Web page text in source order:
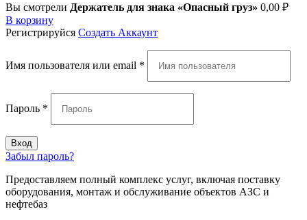
Вы смотрели Держатель для знака «Опасный груз» 0,00 ₽
В корзину
Регистрируйся Создать Аккаунт
Имя пользователя или email *
Пароль *
Вход
Забыл пароль?
Предоставляем полный комплекс услуг, включая поставку
оборудования, монтаж и обслуживание объектов АЗС и
нефтебаз